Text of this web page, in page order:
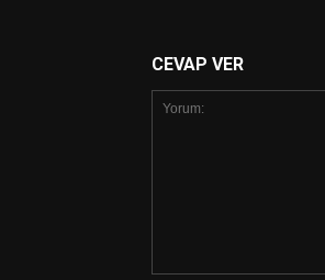
CEVAP VER